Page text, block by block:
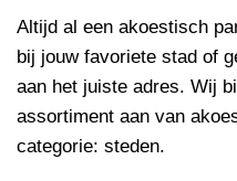
Altijd al een akoestisch
bij jouw favoriete stad of
aan het juiste adres. Wij
assortiment aan van
categorie: steden.